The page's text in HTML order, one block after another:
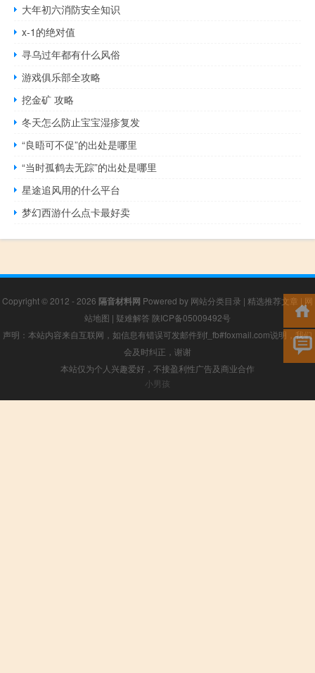
大年初六消防安全知识
x-1的绝对值
寻乌过年都有什么风俗
游戏俱乐部全攻略
挖金矿 攻略
冬天怎么防止宝宝湿疹复发
“良晤可不促”的出处是哪里
“当时孤鹤去无踪”的出处是哪里
星途追风用的什么平台
梦幻西游什么点卡最好卖
Copyright © 2012 - 2026 隔音材料网 Powered by 网站分类目录 | 精选推荐文章 | 网
站地图 | 疑难解答 陕ICP备05009492号
声明：本站内容来自互联网，如信息有错误可发邮件到f_fb#foxmail.com说明，我们
会及时纠正，谢谢
本站仅为个人兴趣爱好，不接盈利性广告及商业合作
小男孩